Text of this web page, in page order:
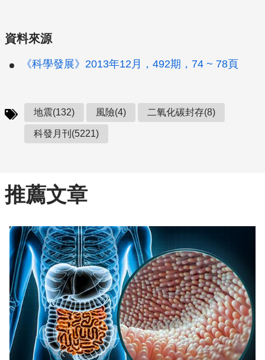
資料來源
《科學發展》2013年12月，492期，74 ~ 78頁
地震(132) 風險(4) 二氧化碳封存(8)
科發月刊(5221)
推薦文章